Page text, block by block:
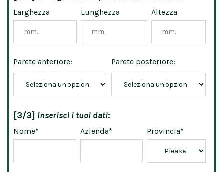
Larghezza Lunghezza Altezza
Parete anteriore: Parete posteriore:
[3/3] Inserisci i tuoi dati:
Nome* Azienda* Provincia*